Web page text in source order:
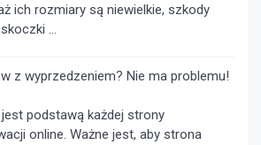
ich rozmiary są niewielkie, szkody
…
z wyprzedzeniem? Nie ma problemu!
podstawą każdej strony
online. Ważne jest, aby strona